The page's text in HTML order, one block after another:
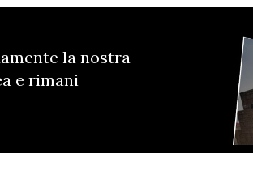
la nostra
e rimani